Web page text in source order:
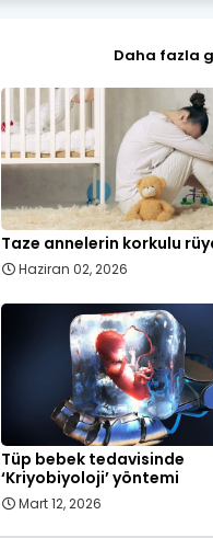
Daha fazla
Taze annelerin korkulu
Haziran 02, 2026
Tüp bebek tedavisinde
‘Kriyobiyoloji’ yöntemi
Mart 12, 2026